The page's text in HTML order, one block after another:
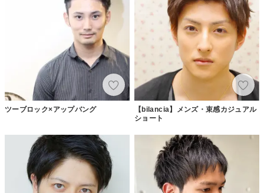
ツーブロック×アップバング
【bilancia】メンズ・束感カジュアル
ショート